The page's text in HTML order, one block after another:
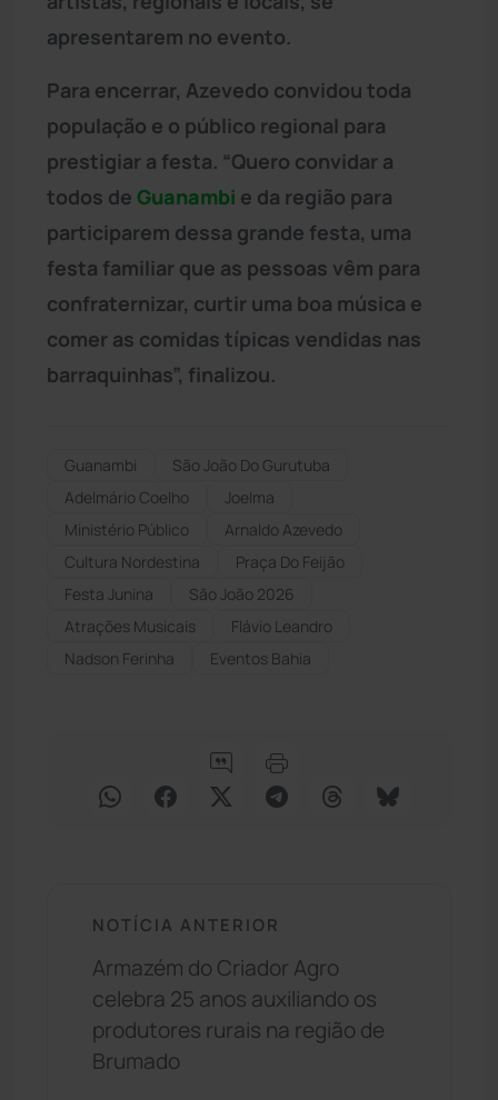
apresentarem no evento.
Para encerrar, Azevedo convidou toda
população e o público regional para
prestigiar a festa. “Quero convidar a
todos de Guanambi e da região para
participarem dessa grande festa, uma
festa familiar que as pessoas vêm para
confraternizar, curtir uma boa música e
comer as comidas típicas vendidas nas
barraquinhas”, finalizou.
Guanambi
São João Do Gurutuba
Adelmário Coelho
Joelma
Ministério Público
Arnaldo Azevedo
Cultura Nordestina
Praça Do Feijão
Festa Junina
São João 2026
Atrações Musicais
Flávio Leandro
Nadson Ferinha
Eventos Bahia
NOTÍCIA ANTERIOR
Armazém do Criador Agro
celebra 25 anos auxiliando os
produtores rurais na região de
Brumado